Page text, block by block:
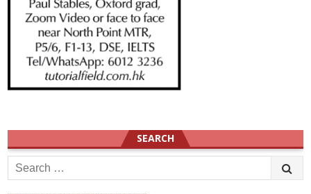
SEARCH
Search
for: